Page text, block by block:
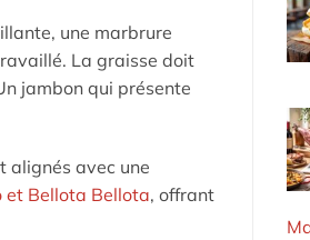
une marbrure
La graisse doit
jambon qui présente
alignés avec une
et Bellota Bellota, offrant